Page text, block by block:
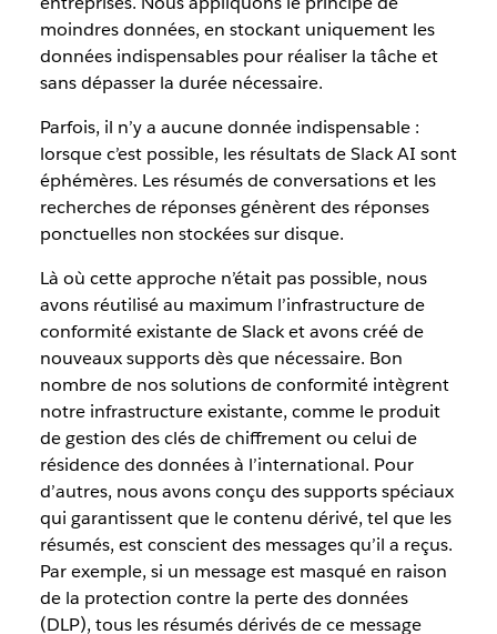
moindres données, en stockant uniquement les
données indispensables pour réaliser la tâche et
sans dépasser la durée nécessaire.
Parfois, il n’y a aucune donnée indispensable :
lorsque c’est possible, les résultats de Slack AI sont
éphémères. Les résumés de conversations et les
recherches de réponses génèrent des réponses
ponctuelles non stockées sur disque.
Là où cette approche n’était pas possible, nous
avons réutilisé au maximum l’infrastructure de
conformité existante de Slack et avons créé de
nouveaux supports dès que nécessaire. Bon
nombre de nos solutions de conformité intègrent
notre infrastructure existante, comme le produit
de gestion des clés de chiffrement ou celui de
résidence des données à l’international. Pour
d’autres, nous avons conçu des supports spéciaux
qui garantissent que le contenu dérivé, tel que les
résumés, est conscient des messages qu’il a reçus.
Par exemple, si un message est masqué en raison
de la protection contre la perte des données
(DLP), tous les résumés dérivés de ce message